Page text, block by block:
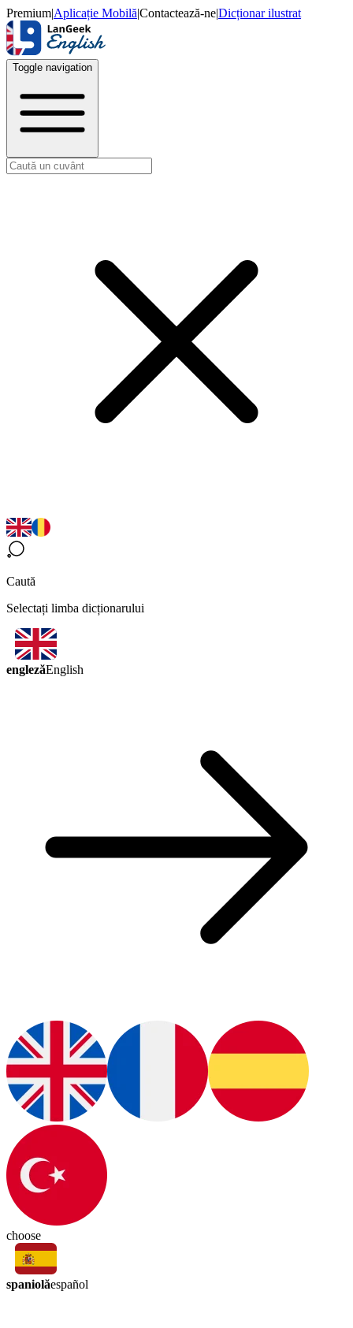
Premium|Aplicație Mobilă|Contactează-ne|Dicționar ilustrat
Toggle navigation
Caută
Selectați limba dicționarului
englezăEnglish
choose
spaniolăespañol